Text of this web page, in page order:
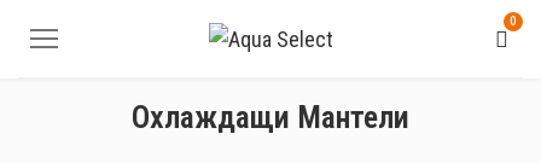
0
Охлаждащи Мантели